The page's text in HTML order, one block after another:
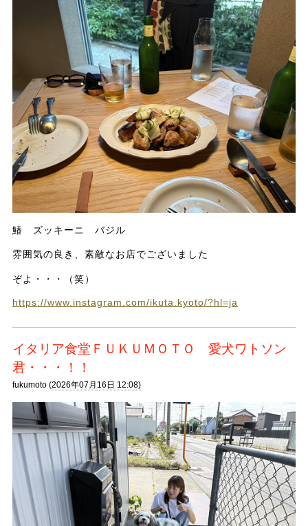
鰆 ズッキーニ バジル
雰囲気の良き、素敵なお店でございました
ぞよ・・・（笑）
https://www.instagram.com/ikuta.kyoto/?hl=ja
イタリア食堂ＦＵＫＵＭＯＴＯ 愛犬ワトソン
君・・・！！
fukumoto (2026年07月16日 12:08)